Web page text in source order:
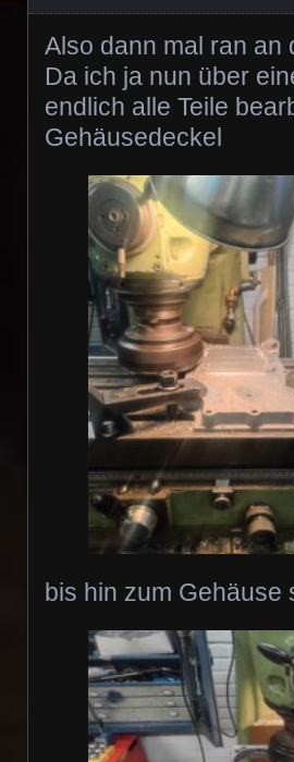
Also dann mal ran an
Da ich ja nun über
endlich alle Teile
Gehäusedeckel
bis hin zum Gehäuse